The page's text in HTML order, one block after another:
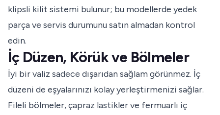
klipsli kilit sistemi bulunur; bu modellerde yedek
parça ve servis durumunu satın almadan kontrol
edin.
İç Düzen, Körük ve Bölmeler
İyi bir valiz sadece dışarıdan sağlam görünmez. İç
düzeni de eşyalarınızı kolay yerleştirmenizi sağlar.
Fileli bölmeler, çapraz lastikler ve fermuarlı iç